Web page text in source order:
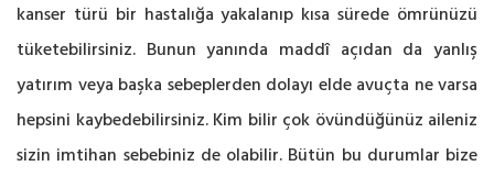
kanser türü bir hastalığa yakalanıp kısa sürede ömrünüzü
tüketebilirsiniz. Bunun yanında maddî açıdan da yanlış
yatırım veya başka sebeplerden dolayı elde avuçta ne varsa
hepsini kaybedebilirsiniz. Kim bilir çok övündüğünüz aileniz
sizin imtihan sebebiniz de olabilir. Bütün bu durumlar bize